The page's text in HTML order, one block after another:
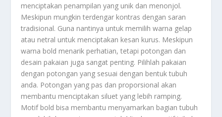
menciptakan penampilan yang unik dan menonjol.
Meskipun mungkin terdengar kontras dengan saran
tradisional. Guna nantinya untuk memilih warna gelap
atau netral untuk menciptakan kesan kurus. Meskipun
warna bold menarik perhatian, tetapi potongan dan
desain pakaian juga sangat penting. Pilihlah pakaian
dengan potongan yang sesuai dengan bentuk tubuh
anda. Potongan yang pas dan proporsional akan
membantu menciptakan siluet yang lebih ramping.
Motif bold bisa membantu menyamarkan bagian tubuh